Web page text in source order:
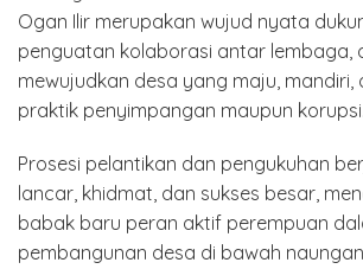
Ogan Ilir merupakan wujud nyata
penguatan kolaborasi antar lembaga,
mewujudkan desa yang maju, mandiri,
praktik penyimpangan maupun korupsi.
Prosesi pelantikan dan pengukuhan
lancar, khidmat, dan sukses besar,
babak baru peran aktif perempuan
pembangunan desa di bawah